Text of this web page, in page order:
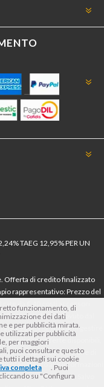
TAEG 12,95% PER UN
Offerta di credito finalizzato
rappresentativo: Prezzo del
rate da € 40 costi accessori
Importo totale dovuto dal
a 90 giorni. Al fine di gestire
altre offerte disponibili,
di prendere visione di
riferimento alle Informazioni
nel percorso online. Salvo
funzionamento, di
dei dati
e per pubblicità mirata.
utilizzati per pubblicità
per maggiori
puoi consultare questo
tutti i dettagli sui cookie
completa
. Puoi
su "Configura